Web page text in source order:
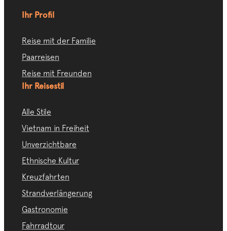
Ihr Profil
Reise mit der Familie
Paarreisen
Reise mit Freunden
Ihr Reisestil
Alle Stile
Vietnam in Freiheit
Unverzichtbare
Ethnische Kultur
Kreuzfahrten
Strandverlängerung
Gastronomie
Fahrradtour